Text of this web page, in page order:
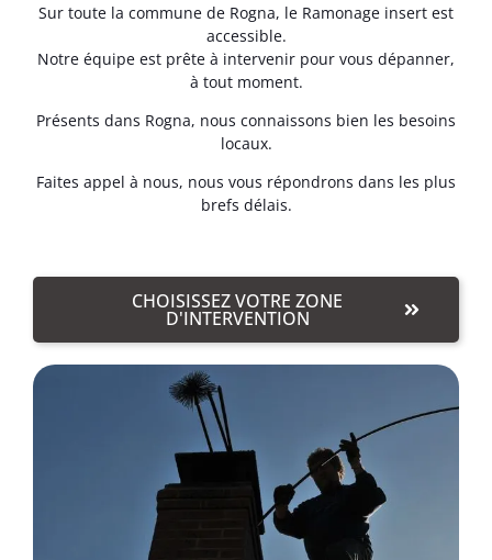
Sur toute la commune de Rogna, le Ramonage insert est
accessible.
Notre équipe est prête à intervenir pour vous dépanner,
à tout moment.
Présents dans Rogna, nous connaissons bien les besoins
locaux.
Faites appel à nous, nous vous répondrons dans les plus
brefs délais.
CHOISISSEZ VOTRE ZONE
D'INTERVENTION